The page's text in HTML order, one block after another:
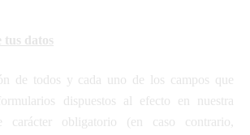
tus datos
de todos y cada uno de los campos que
dispuestos al efecto en nuestra
carácter obligatorio (en caso contrario,